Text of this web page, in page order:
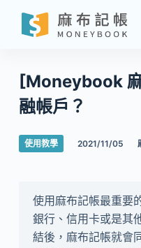
跳
至
要
內
容
[Moneybook
融帳戶？
使用教學 2021/11/05
使用麻布記帳最重要
銀行、信用卡或是其
結後，麻布記帳就會